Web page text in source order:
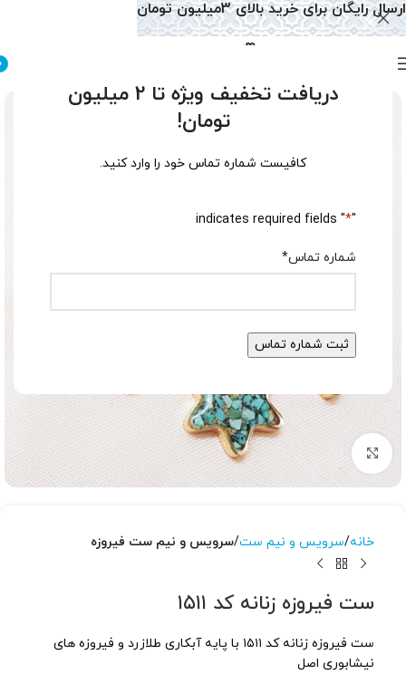
دریافت تخفیف ویژه تا 2 میلیون
تومان!
کافیست شماره تماس خود را وارد کنید.
"
*
" indicates required fields
شماره تماس*
برای بزرگنمایی کلیک کنید
خانه سرویس و نیم ست سرویس و نیم ست فیروزه
ست فیروزه زنانه کد ۱۵۱۱
ست فیروزه زنانه کد ۱۵۱۱ با پایه آبکاری طلازرد و فیروزه های
نیشابوری اصل
ارسال رایگان برای خرید بالای 3میلیون تومان